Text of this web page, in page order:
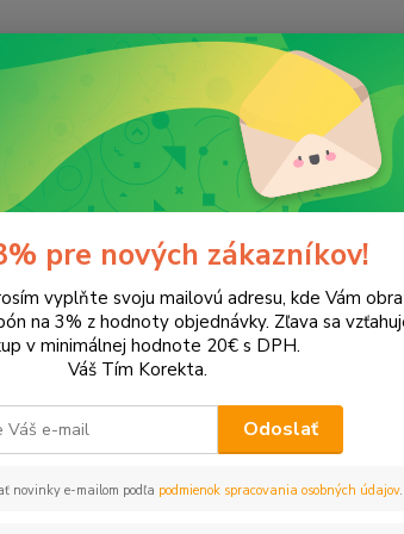
Hewlett Packard HP DeskJet
Upresniť parametre
Od
pre nových zákazníkov!
vyplňte svoju mailovú adresu, kde Vám
na 3% z hodnoty objednávky. Zľava sa
v minimálnej hodnote 20€ s DPH.
Váš Tím Korekta.
Odoslať
novinky e-mailom podľa podmienok spracovania osobných údajov.